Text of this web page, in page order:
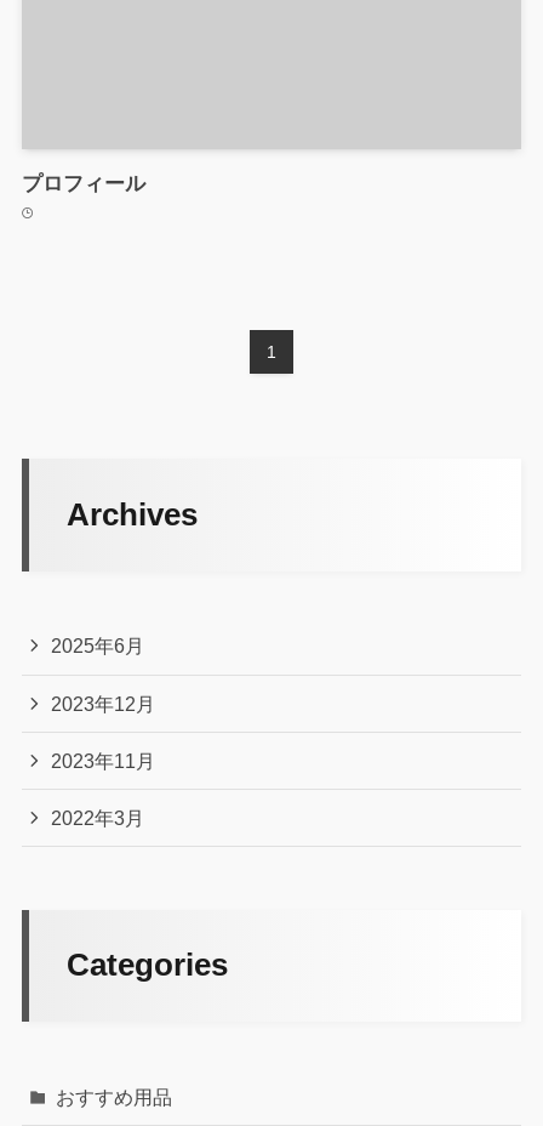
プロフィール
1
Archives
2025年6月
2023年12月
2023年11月
2022年3月
Categories
おすすめ用品